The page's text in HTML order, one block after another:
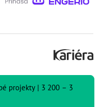
projekty | 3 200 – 3